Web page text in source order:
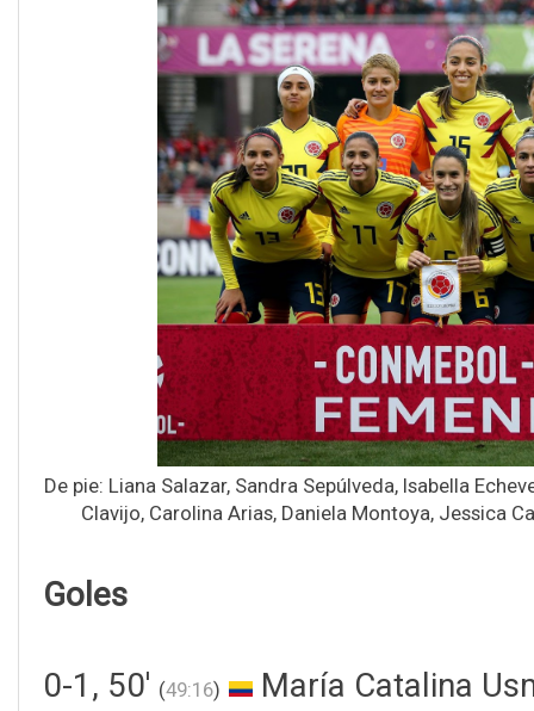
De pie: Liana Salazar, Sandra Sepúlveda, Isabella
Clavijo, Carolina Arias, Daniela Montoya, Jessica
Goles
0-1, 50' (49:16)
María Catalina